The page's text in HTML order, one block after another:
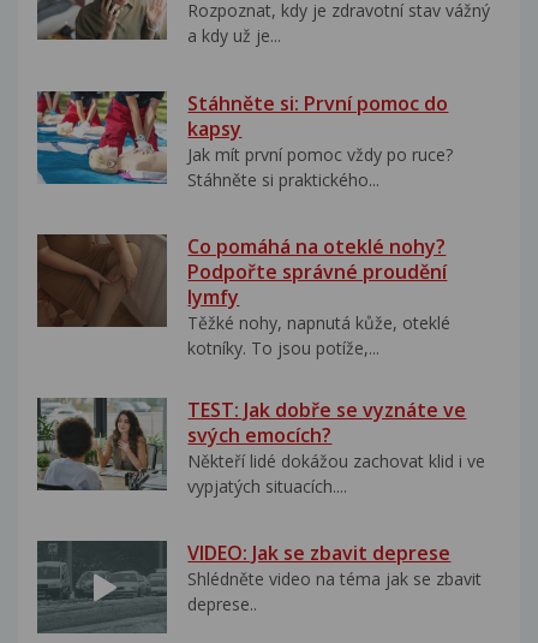
Rozpoznat, kdy je zdravotní stav vážný
a kdy už je...
Stáhněte si: První pomoc do
kapsy
Jak mít první pomoc vždy po ruce?
Stáhněte si praktického...
Co pomáhá na oteklé nohy?
Podpořte správné proudění
lymfy
Těžké nohy, napnutá kůže, oteklé
kotníky. To jsou potíže,...
TEST: Jak dobře se vyznáte ve
svých emocích?
Někteří lidé dokážou zachovat klid i ve
vypjatých situacích....
VIDEO: Jak se zbavit deprese
Shlédněte video na téma jak se zbavit
deprese..